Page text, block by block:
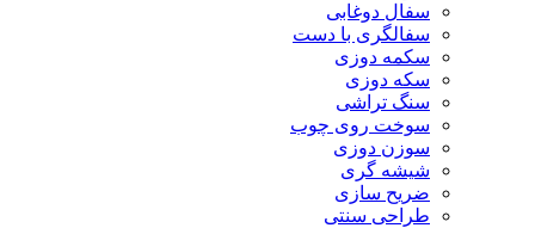
سفال دوغابی
سفالگری با دست
سکمه دوزی
سکه دوزی
سنگ تراشی
سوخت روی چوب
سوزن دوزی
شیشه گری
ضریح سازی
طراحی سنتی